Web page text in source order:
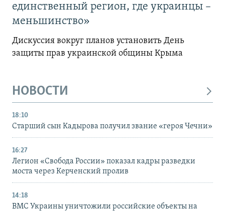
единственный регион, где украинцы –
меньшинство»
Дискуссия вокруг планов установить День
защиты прав украинской общины Крыма
НОВОСТИ
18:10
Старший сын Кадырова получил звание «героя Чечни»
16:27
Легион «Свобода России» показал кадры разведки
моста через Керченский пролив
14:18
ВМС Украины уничтожили российские объекты на